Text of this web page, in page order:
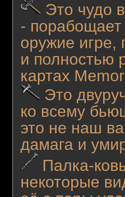
Это чудо
- порабощает
оружие игре,
и полностью
картах
Это
ко всему
это не наш
дамага и
Палка-
некоторые